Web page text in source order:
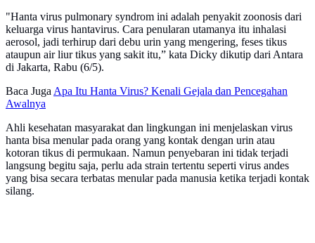
"Hanta virus pulmonary syndrom ini adalah penyakit zoonosis dari
keluarga virus hantavirus. Cara penularan utamanya itu inhalasi
aerosol, jadi terhirup dari debu urin yang mengering, feses tikus
ataupun air liur tikus yang sakit itu,” kata Dicky dikutip dari Antara
di Jakarta, Rabu (6/5).
Baca JugaApa Itu Hanta Virus? Kenali Gejala dan Pencegahan
Awalnya
Ahli kesehatan masyarakat dan lingkungan ini menjelaskan virus
hanta bisa menular pada orang yang kontak dengan urin atau
kotoran tikus di permukaan. Namun penyebaran ini tidak terjadi
langsung begitu saja, perlu ada strain tertentu seperti virus andes
yang bisa secara terbatas menular pada manusia ketika terjadi kontak
silang.